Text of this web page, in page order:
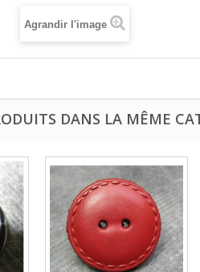
Agrandir l'image
DANS LA MÊME